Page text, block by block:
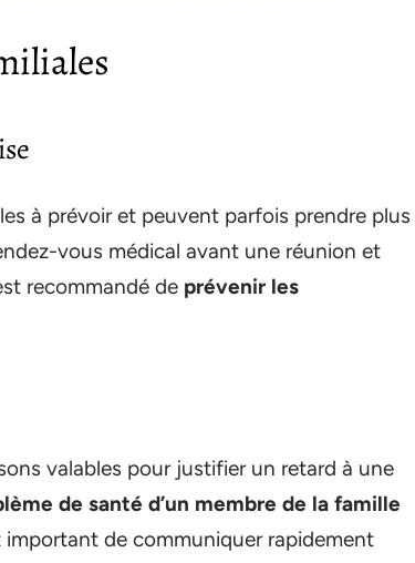
à prévoir et peuvent parfois prendre plus
vous médical avant une réunion et
recommandé de prévenir les
valables pour justifier un retard à une
de santé d’un membre de la famille
important de communiquer rapidement